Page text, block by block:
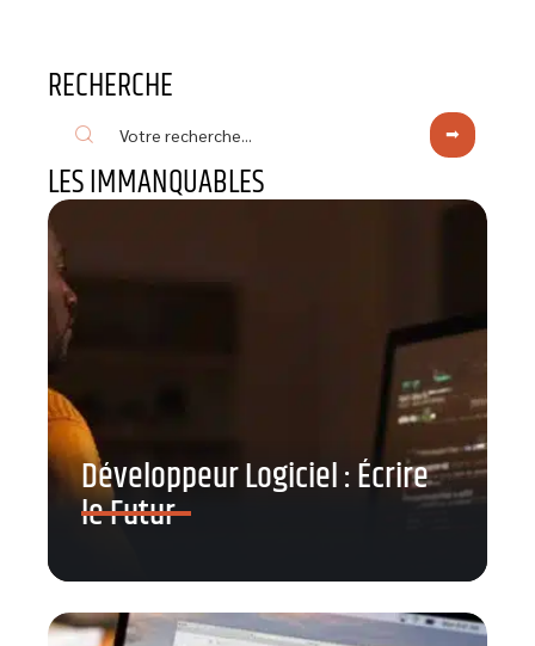
RECHERCHE
LES IMMANQUABLES
Développeur Logiciel : Écrire
le Futur